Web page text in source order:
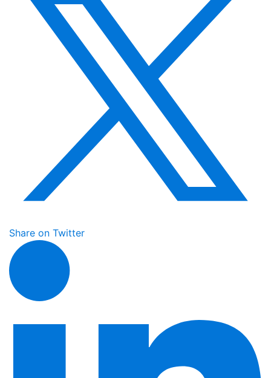
Share on Twitter